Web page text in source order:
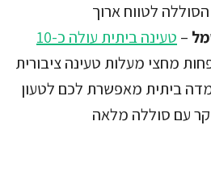
לטווח ארוך
–
טעינה ביתית עולה כ-10
מחצי מעלות טעינה ציבורית
ביתית מאפשרת לכם לטעון
עם סוללה מלאה